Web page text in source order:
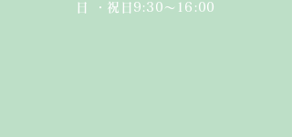
日 ・祝日 9:30〜16:00